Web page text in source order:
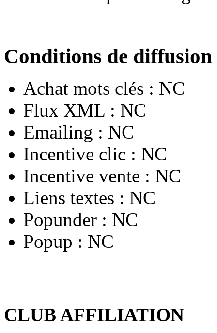
Conditions de diffusion
Achat mots clés : NC
Flux XML : NC
Emailing : NC
Incentive clic : NC
Incentive vente : NC
Liens textes : NC
Popunder : NC
Popup : NC
CLUB AFFILIATION